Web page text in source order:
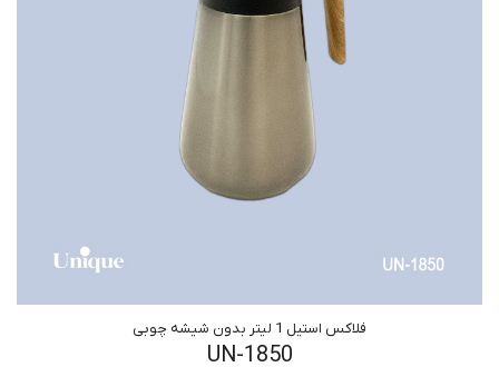
فلاکس استیل 1 لیتر بدون شیشه چوبی
UN-1850